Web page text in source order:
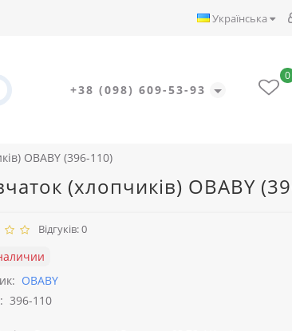
Українська
+38 (098) 609-53-93
0
OBABY (396-110)
(хлопчиків) OBABY
Відгуків: 0
OBABY
396-110